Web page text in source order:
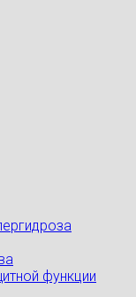
функции